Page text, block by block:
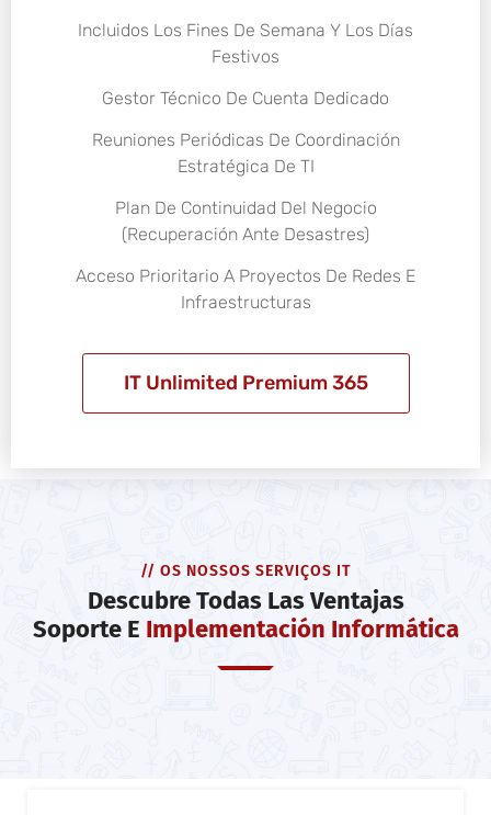
Incluidos Los Fines De Semana Y Los Días
Festivos
Gestor Técnico De Cuenta Dedicado
Reuniones Periódicas De Coordinación
Estratégica De TI
Plan De Continuidad Del Negocio
(Recuperación Ante Desastres)
Acceso Prioritario A Proyectos De Redes E
Infraestructuras
IT Unlimited Premium 365
// OS NOSSOS SERVIÇOS IT
Descubre Todas Las Ventajas
Soporte E Implementación Informática